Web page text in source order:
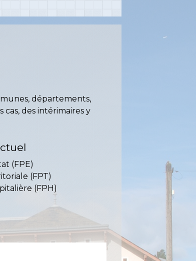
départements,
des intérimaires y
(FPE)
(FPT)
(FPH)